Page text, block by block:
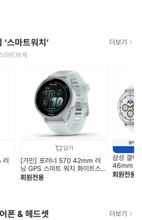
스마트워치’
마트하게
더보기
러
[가민] 포러너 570 42mm 러
닝 GPS 스마트 워치 화이트스
톤
회원전용
삼성 갤럭
46mm 블
1) SM-
회원전용
폰 & 헤드셋 더보기